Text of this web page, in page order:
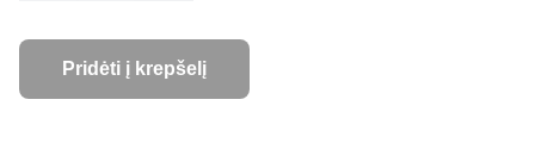
Pridėti į krepšelį